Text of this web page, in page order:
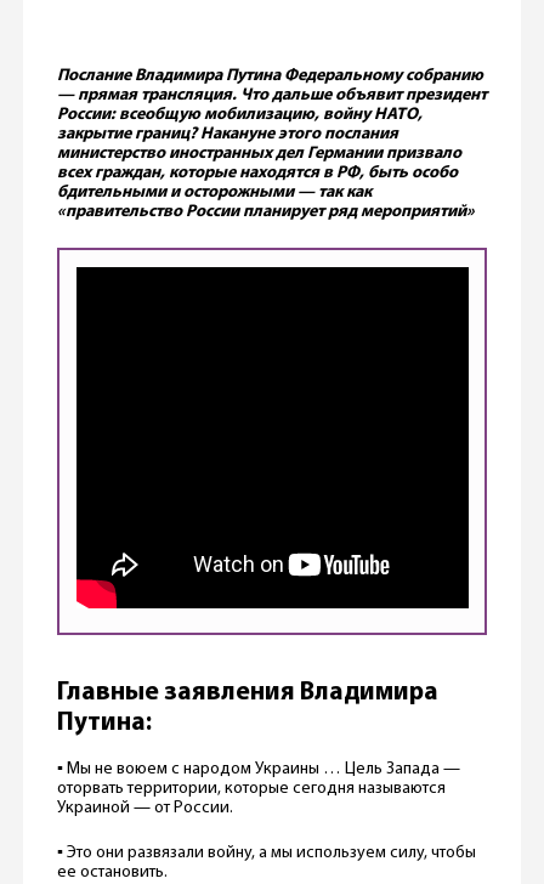
Послание Владимира Путина Федеральному собранию
— прямая трансляция. Что дальше объявит президент
России: всеобщую мобилизацию, войну НАТО,
закрытие границ? Накануне этого послания
министерство иностранных дел Германии призвало
всех граждан, которые находятся в РФ, быть особо
бдительными и осторожными — так как
«правительство России планирует ряд мероприятий»
Главные заявления Владимира
Путина:
▪️ Мы не воюем с народом Украины … Цель Запада —
оторвать территории, которые сегодня называются
Украиной — от России.
▪️ Это они развязали войну, а мы используем силу, чтобы
ее остановить.